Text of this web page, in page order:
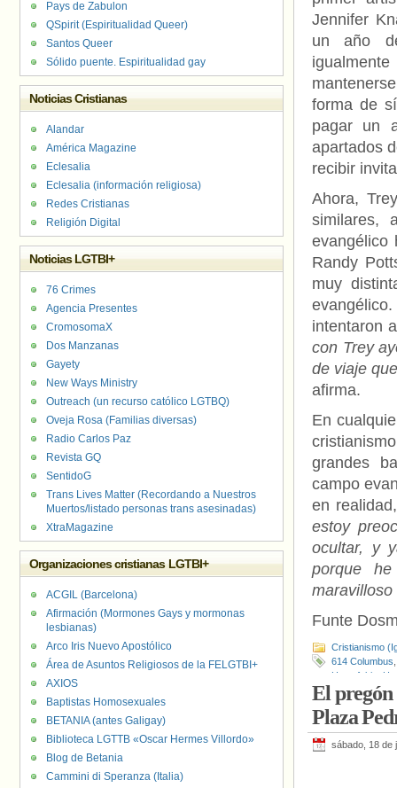
Jennifer
un año
forma de
pagar un
apartados
recibir
Ahora,
similares,
evangélico
Randy
muy
intentaron
con Trey
de viaje
afirma.
En
grandes
campo
en
estoy
ocultar, y
porque
Funte
Cristianismo
614 Columbus
Homofobia
Ray Boltz,
Visibilidad
El
Plaza
sábado, 18 de
Pays de Zabulon
QSpirit (Espiritualidad Queer)
Santos Queer
Sólido puente. Espiritualidad gay
Noticias Cristianas
Alandar
América Magazine
Eclesalia
Eclesalia (información religiosa)
Redes Cristianas
Religión Digital
Noticias LGTBI+
76 Crimes
Agencia Presentes
CromosomaX
Dos Manzanas
Gayety
New Ways Ministry
Outreach (un recurso católico LGTBQ)
Oveja Rosa (Familias diversas)
Radio Carlos Paz
Revista GQ
SentidoG
Trans Lives Matter (Recordando a Nuestros
Muertos/listado personas trans asesinadas)
XtraMagazine
Organizaciones cristianas LGTBI+
ACGIL (Barcelona)
Afirmación (Mormones Gays y mormonas
lesbianas)
Arco Iris Nuevo Apostólico
Área de Asuntos Religiosos de la FELGTBI+
AXIOS
Baptistas Homosexuales
BETANIA (antes Galigay)
Biblioteca LGTTB «Oscar Hermes Villordo»
Blog de Betania
Cammini di Speranza (Italia)